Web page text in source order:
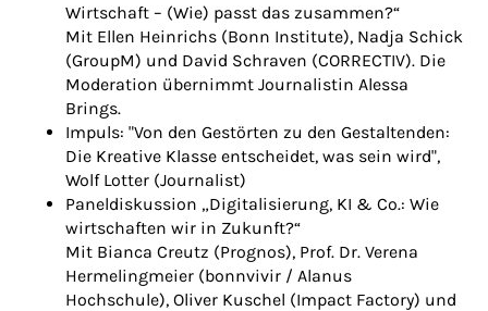
Wirtschaft – (Wie) passt das zusammen?“
Mit Ellen Heinrichs (Bonn Institute), Nadja Schick
(GroupM) und David Schraven (CORRECTIV). Die
Moderation übernimmt Journalistin Alessa
Brings.
Impuls: "Von den Gestörten zu den Gestaltenden:
Die Kreative Klasse entscheidet, was sein wird",
Wolf Lotter (Journalist)
Paneldiskussion „Digitalisierung, KI & Co.: Wie
wirtschaften wir in Zukunft?“
Mit Bianca Creutz (Prognos), Prof. Dr. Verena
Hermelingmeier (bonnvivir / Alanus
Hochschule), Oliver Kuschel (Impact Factory) und